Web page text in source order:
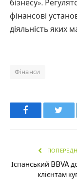
бізнесу».
фінансові
діяльність яких
Фінанси
Facebook
Іспанський BBVA
клієнтам